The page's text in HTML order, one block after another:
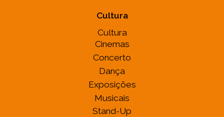
Cultura
Cultura
Cinemas
Concerto
Dança
Exposições
Musicais
Stand-Up